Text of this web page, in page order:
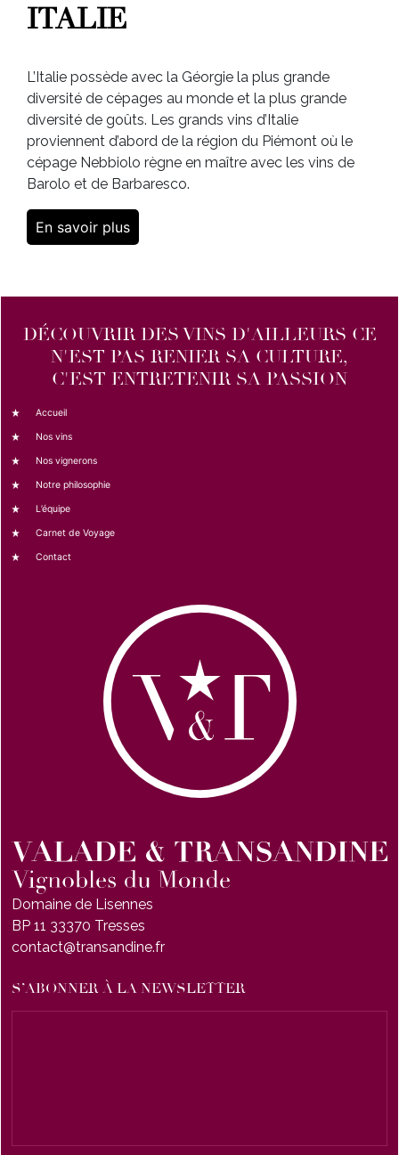
ITALIE
L’Italie possède avec la Géorgie la plus grande
diversité de cépages au monde et la plus grande
diversité de goûts. Les grands vins d’Italie
proviennent d’abord de la région du Piémont où le
cépage Nebbiolo règne en maître avec les vins de
Barolo et de Barbaresco.
En savoir plus
DÉCOUVRIR DES VINS D'AILLEURS CE
N'EST PAS RENIER SA CULTURE,
C'EST ENTRETENIR SA PASSION
Accueil
Nos vins
Nos vignerons
Notre philosophie
L’équipe
Carnet de Voyage
Contact
Domaine de Lisennes
BP 11 33370 Tresses
contact@transandine.fr
S’ABONNER À LA NEWSLETTER